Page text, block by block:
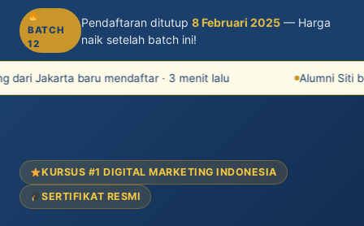
BATCH
12
Pendaftaran ditutup8 Februari 2025 — Harga
naik setelah batch ini!
dari Jakarta baru mendaftar · 3 menit lalu Alumni Siti
KURSUS #1 DIGITAL MARKETING INDONESIA
SERTIFIKAT RESMI